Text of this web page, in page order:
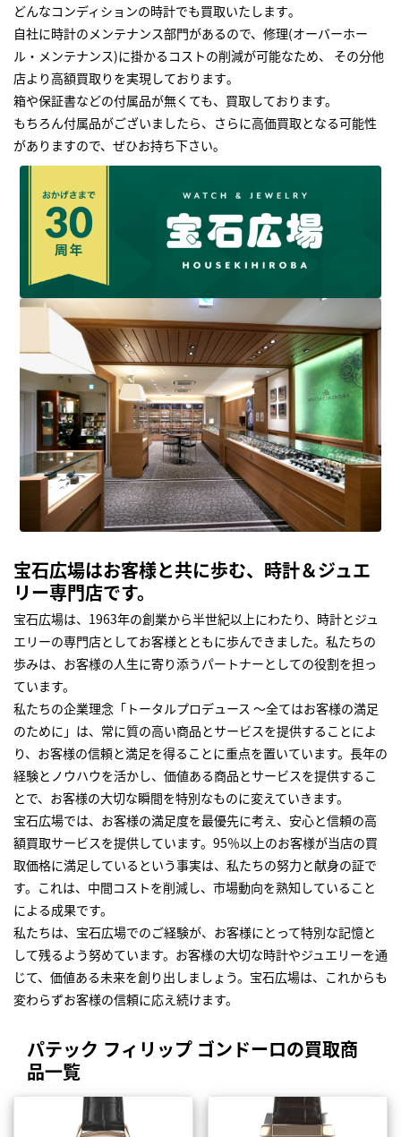
どんなコンディションの時計でも買取いたします｡
自社に時計のメンテナンス部門があるので、修理(オーバーホー
ル・メンテナンス)に掛かるコストの削減が可能なため、 その分他
店より高額買取りを実現しております｡
箱や保証書などの付属品が無くても、買取しております。
もちろん付属品がございましたら、さらに高価買取となる可能性
がありますので、ぜひお持ち下さい｡
宝石広場はお客様と共に歩む、時計＆ジュエ
リー専門店です。
宝石広場は、1963年の創業から半世紀以上にわたり、時計とジュ
エリーの専門店としてお客様とともに歩んできました。私たちの
歩みは、お客様の人生に寄り添うパートナーとしての役割を担っ
ています。
私たちの企業理念「トータルプロデュース ～全てはお客様の満足
のために」は、常に質の高い商品とサービスを提供することによ
り、お客様の信頼と満足を得ることに重点を置いています。長年の
経験とノウハウを活かし、価値ある商品とサービスを提供するこ
とで、お客様の大切な瞬間を特別なものに変えていきます。
宝石広場では、お客様の満足度を最優先に考え、安心と信頼の高
額買取サービスを提供しています。95％以上のお客様が当店の買
取価格に満足しているという事実は、私たちの努力と献身の証で
す。これは、中間コストを削減し、市場動向を熟知していること
による成果です。
私たちは、宝石広場でのご経験が、お客様にとって特別な記憶と
して残るよう努めています。お客様の大切な時計やジュエリーを通
じて、価値ある未来を創り出しましょう。宝石広場は、これからも
変わらずお客様の信頼に応え続けます。
パテック フィリップ ゴンドーロの買取商
品一覧